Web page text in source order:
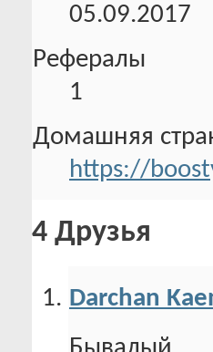
05.09.2017
Рефералы
1
Домашняя
https://
4 Друзья
Darchan